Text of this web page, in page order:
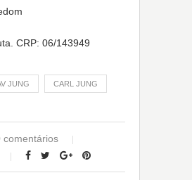
CRP: 06/143949
JUNG CARL JUNG
comentários